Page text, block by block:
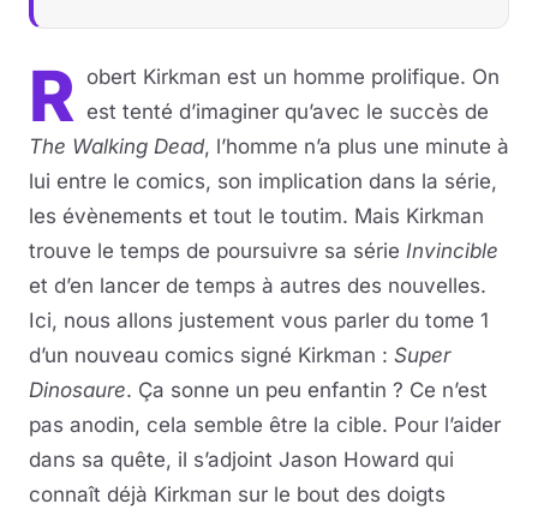
R obert Kirkman est un homme prolifique. On
est tenté d’imaginer qu’avec le succès de
The Walking Dead, l’homme n’a plus une minute à
lui entre le comics, son implication dans la série,
les évènements et tout le toutim. Mais Kirkman
trouve le temps de poursuivre sa série Invincible
et d’en lancer de temps à autres des nouvelles.
Ici, nous allons justement vous parler du tome 1
d’un nouveau comics signé Kirkman : Super
Dinosaure. Ça sonne un peu enfantin ? Ce n’est
pas anodin, cela semble être la cible. Pour l’aider
dans sa quête, il s’adjoint Jason Howard qui
connaît déjà Kirkman sur le bout des doigts